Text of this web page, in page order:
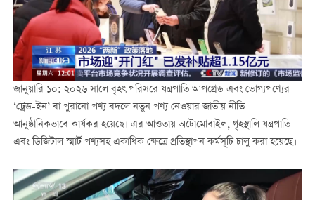
জানুয়ারি ১০: ২০২৬ সালে বৃহৎ পরিসরে যন্ত্রপাতি আপগ্রেড এবং ভোগ্যপণ্যের
‘ট্রেড-ইন’ বা পুরানো পণ্য বদলে নতুন পণ্য নেওয়ার জাতীয় নীতি
আনুষ্ঠানিকভাবে কার্যকর হয়েছে। এর আওতায় অটোমোবাইল, গৃহস্থালি যন্ত্রপাতি
এবং ডিজিটাল স্মার্ট পণ্যসহ একাধিক ক্ষেত্রে প্রতিস্থাপন কর্মসূচি চালু করা হয়েছে।